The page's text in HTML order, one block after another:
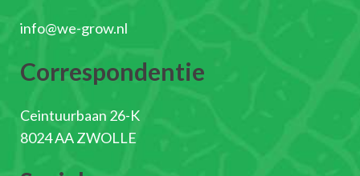
info@we-grow.nl
Correspondentie
Ceintuurbaan 26-K
8024 AA ZWOLLE